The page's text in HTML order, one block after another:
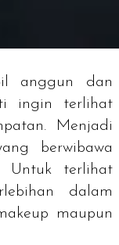
anggun dan
ingin terlihat
Menjadi
berwibawa
Untuk terlihat
dalam
maupun